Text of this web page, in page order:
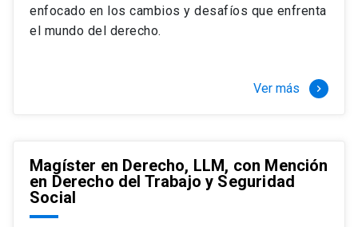
enfocado en los cambios y desafíos que enfrenta
el mundo del derecho.
Ver más keyboard_arrow_right
Magíster en Derecho, LLM, con Mención
en Derecho del Trabajo y Seguridad
Social